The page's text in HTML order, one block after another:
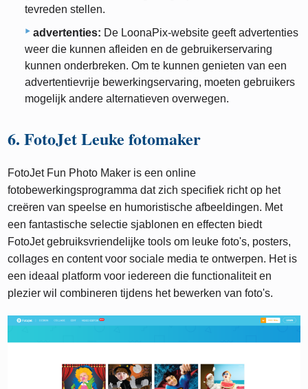
tevreden stellen.
advertenties: De LoonaPix-website geeft advertenties
weer die kunnen afleiden en de gebruikerservaring
kunnen onderbreken. Om te kunnen genieten van een
advertentievrije bewerkingservaring, moeten gebruikers
mogelijk andere alternatieven overwegen.
6. FotoJet Leuke fotomaker
FotoJet Fun Photo Maker is een online
fotobewerkingsprogramma dat zich specifiek richt op het
creëren van speelse en humoristische afbeeldingen. Met
een fantastische selectie sjablonen en effecten biedt
FotoJet gebruiksvriendelijke tools om leuke foto's, posters,
collages en content voor sociale media te ontwerpen. Het is
een ideaal platform voor iedereen die functionaliteit en
plezier wil combineren tijdens het bewerken van foto's.